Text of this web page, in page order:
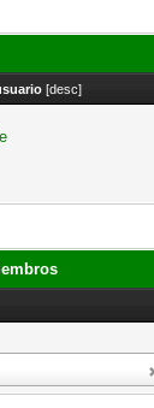
[desc]